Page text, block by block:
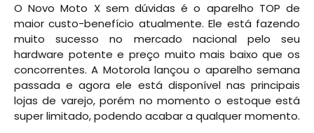
O Novo Moto X sem dúvidas é o aparelho TOP de
maior custo-benefício atualmente. Ele está fazendo
muito sucesso no mercado nacional pelo seu
hardware potente e preço muito mais baixo que os
concorrentes. A Motorola lançou o aparelho semana
passada e agora ele está disponível nas principais
lojas de varejo, porém no momento o estoque está
super limitado, podendo acabar a qualquer momento.